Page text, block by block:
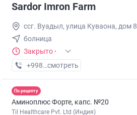
Sardor Imron Farm
ссг. Вуадыл, улица Куваона, дом
болница
Закрыто ·
+998 (99) XXX-XX-XX
смотреть
По рецепту
Аминоплюс Форте, капс. №20
Til Healthcare Pvt. Ltd (Индия)